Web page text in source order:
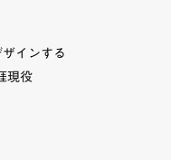
インする
現役